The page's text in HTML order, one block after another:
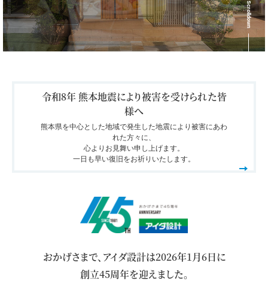
Scrolldown
令和8年 熊本地震により被害を受けられた皆
様へ
熊本県を中心とした地域で発生した地震により被害にあわ
れた方々に、
心よりお見舞い申し上げます。
一日も早い復旧をお祈りいたします。
おかげさまで、アイダ設計は2026年1月6日に
創立45周年を迎えました。